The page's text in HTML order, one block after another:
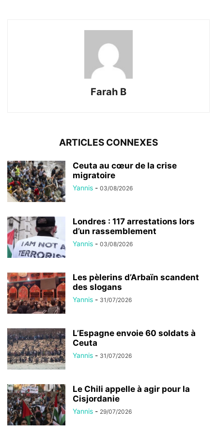
Farah B
ARTICLES CONNEXES
Ceuta au cœur de la crise
migratoire
Yannis - 03/08/2026
Londres : 117 arrestations lors
d’un rassemblement
Yannis - 03/08/2026
Les pèlerins d’Arbaïn scandent
des slogans
Yannis - 31/07/2026
L’Espagne envoie 60 soldats à
Ceuta
Yannis - 31/07/2026
Le Chili appelle à agir pour la
Cisjordanie
Yannis - 29/07/2026